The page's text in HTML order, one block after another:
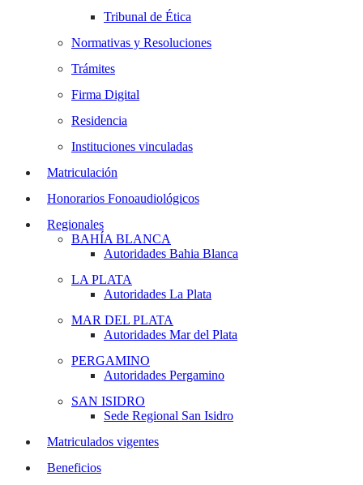
Tribunal de Ética
Normativas y Resoluciones
Trámites
Firma Digital
Residencia
Instituciones vinculadas
Matriculación
Honorarios Fonoaudiológicos
Regionales
BAHÍA BLANCA
Autoridades Bahia Blanca
LA PLATA
Autoridades La Plata
MAR DEL PLATA
Autoridades Mar del Plata
PERGAMINO
Autoridades Pergamino
SAN ISIDRO
Sede Regional San Isidro
Matriculados vigentes
Beneficios